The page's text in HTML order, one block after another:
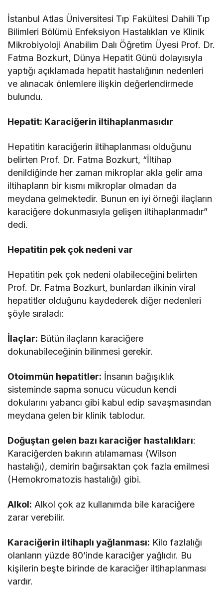
İstanbul Atlas Üniversitesi Tıp Fakültesi Dahili Tıp
Bilimleri Bölümü Enfeksiyon Hastalıkları ve Klinik
Mikrobiyoloji Anabilim Dalı Öğretim Üyesi Prof. Dr.
Fatma Bozkurt, Dünya Hepatit Günü dolayısıyla
yaptığı açıklamada hepatit hastalığının nedenleri
ve alınacak önlemlere ilişkin değerlendirmede
bulundu.
Hepatit: Karaciğerin iltihaplanmasıdır
Hepatitin karaciğerin iltihaplanması olduğunu
belirten Prof. Dr. Fatma Bozkurt, “İltihap
denildiğinde her zaman mikroplar akla gelir ama
iltihapların bir kısmı mikroplar olmadan da
meydana gelmektedir. Bunun en iyi örneği ilaçların
karaciğere dokunmasıyla gelişen iltihaplanmadır”
dedi.
Hepatitin pek çok nedeni var
Hepatitin pek çok nedeni olabileceğini belirten
Prof. Dr. Fatma Bozkurt, bunlardan ilkinin viral
hepatitler olduğunu kaydederek diğer nedenleri
şöyle sıraladı:
İlaçlar: Bütün ilaçların karaciğere
dokunabileceğinin bilinmesi gerekir.
Otoimmün hepatitler: İnsanın bağışıklık
sisteminde sapma sonucu vücudun kendi
dokularını yabancı gibi kabul edip savaşmasından
meydana gelen bir klinik tablodur.
Doğuştan gelen bazı karaciğer hastalıkları:
Karaciğerden bakırın atılamaması (Wilson
hastalığı), demirin bağırsaktan çok fazla emilmesi
(Hemokromatozis hastalığı) gibi.
Alkol: Alkol çok az kullanımda bile karaciğere
zarar verebilir.
Karaciğerin iltihaplı yağlanması: Kilo fazlalığı
olanların yüzde 80’inde karaciğer yağlıdır. Bu
kişilerin beşte birinde de karaciğer iltihaplanması
vardır.